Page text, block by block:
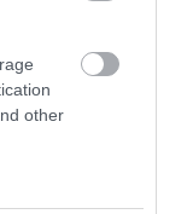
other
AZ EGRI...
Eger ügye